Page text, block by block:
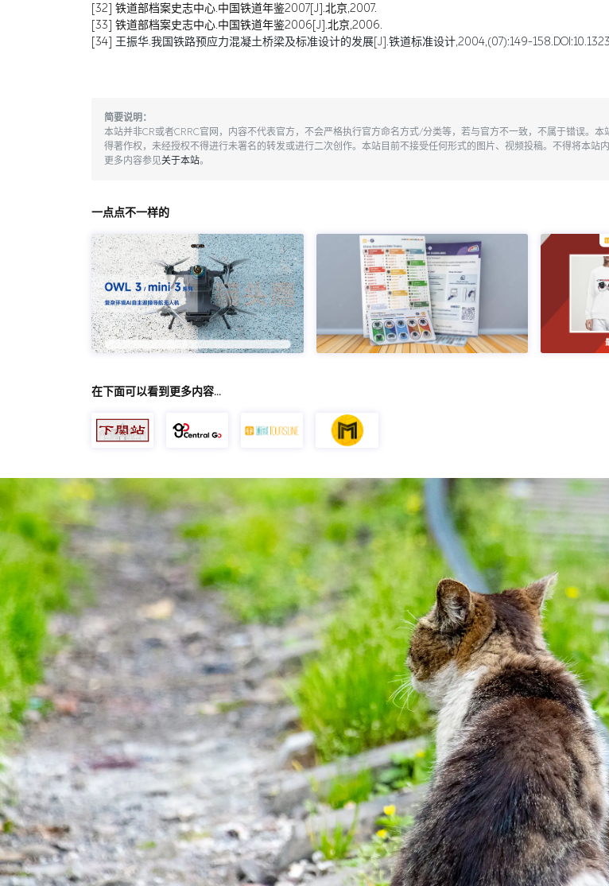
[32] 铁道部档案史志中心.中国铁道年鉴2007[J].北京,2007.
[33] 铁道部档案史志中心.中国铁道年鉴2006[J].北京,2006.
[34] 王振华.我国铁路预应力混凝土桥梁及标准设计的发展[J].铁道标准设计,2004,(07):149-
简要说明：
本站并非CR或者CRRC官网，内容不代表官方，不会严格执行官方命名方式/分类等，若与官方不一致，不属于错误。
得著作权，未经授权不得进行未署名的转发或进行二次创作。本站目前不接受任何形式的图片、视频投稿。不得将本站
更多内容参见关于本站。
一点点不一样的
在下面可以看到更多内容…